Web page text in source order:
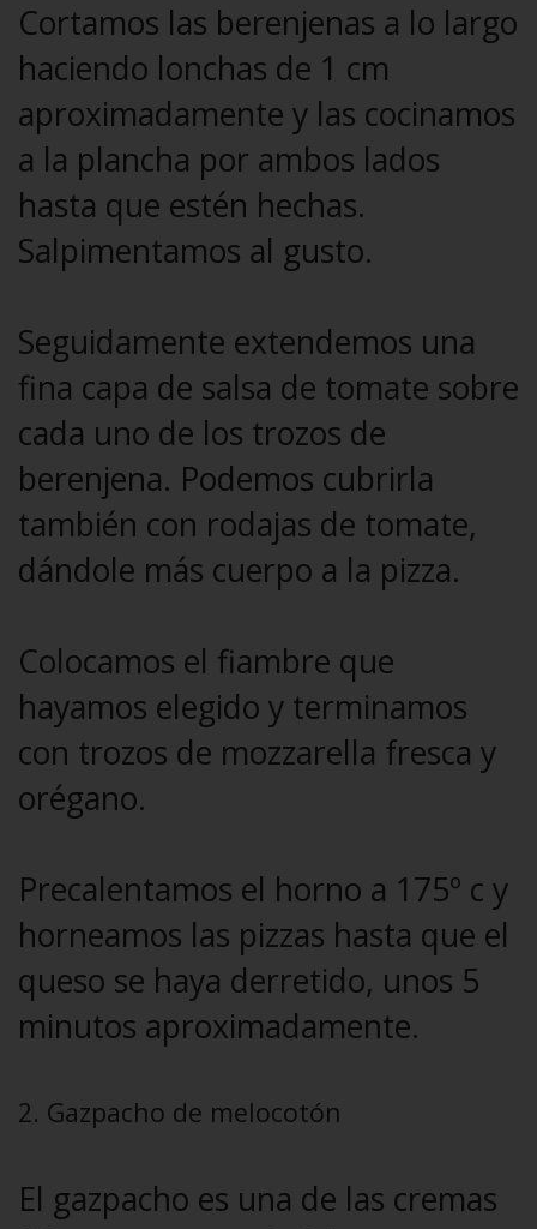
Cortamos las berenjenas a lo largo
haciendo lonchas de 1 cm
aproximadamente y las cocinamos
a la plancha por ambos lados
hasta que estén hechas.
Salpimentamos al gusto.
Seguidamente extendemos una
fina capa de salsa de tomate sobre
cada uno de los trozos de
berenjena. Podemos cubrirla
también con rodajas de tomate,
dándole más cuerpo a la pizza.
Colocamos el fiambre que
hayamos elegido y terminamos
con trozos de mozzarella fresca y
orégano.
Precalentamos el horno a 175º c y
horneamos las pizzas hasta que el
queso se haya derretido, unos 5
minutos aproximadamente.
2. Gazpacho de melocotón
El gazpacho es una de las cremas